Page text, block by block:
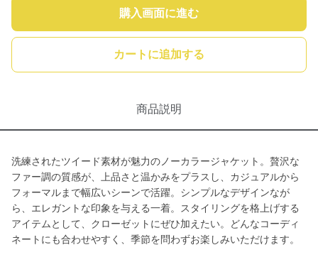
購入画面に進む
カートに追加する
商品説明
洗練されたツイード素材が魅力のノーカラージャケット。贅沢な
ファー調の質感が、上品さと温かみをプラスし、カジュアルから
フォーマルまで幅広いシーンで活躍。シンプルなデザインなが
ら、エレガントな印象を与える一着。スタイリングを格上げする
アイテムとして、クローゼットにぜひ加えたい。どんなコーディ
ネートにも合わせやすく、季節を問わずお楽しみいただけます。